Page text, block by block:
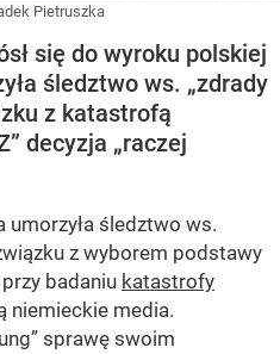
Pietruszka
się do wyroku polskiej
śledztwo ws. „zdrady
z katastrofą
decyzja „raczej
śledztwo ws.
z wyborem podstawy
badaniu katastrofy
niemieckie media.
sprawę swoim